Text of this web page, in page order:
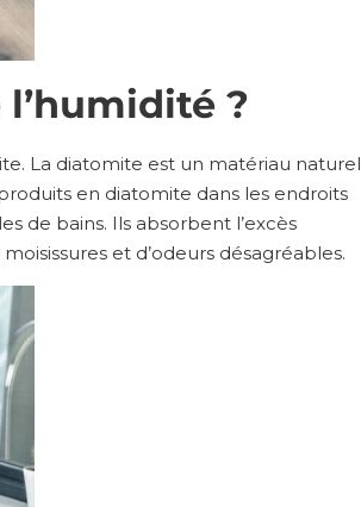
?
La diatomite est un matériau naturel
en diatomite dans les endroits
de bains. Ils absorbent l’excès
et d’odeurs désagréables.